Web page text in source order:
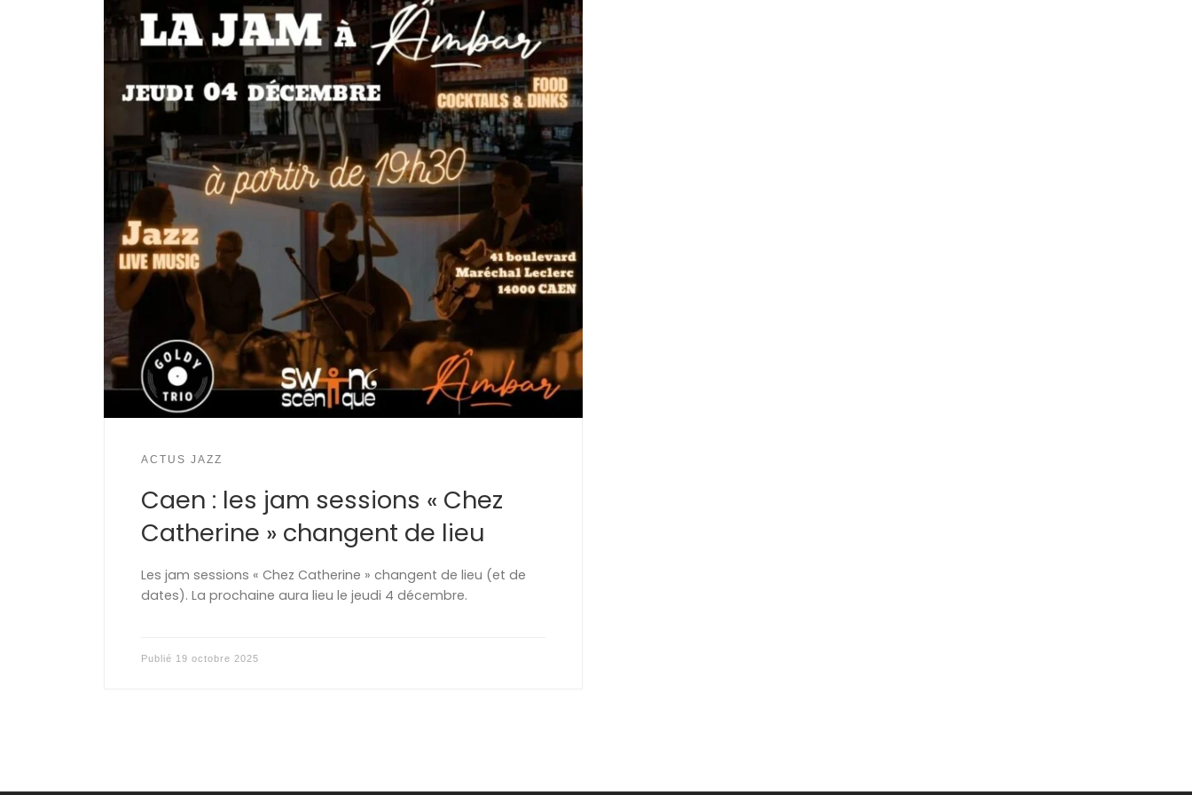
ACTUS JAZZ
Caen : les jam sessions « Chez
Catherine » changent de lieu
Les jam sessions « Chez Catherine » changent de lieu (et de
dates). La prochaine aura lieu le jeudi 4 décembre.
Publié 19 octobre 2025